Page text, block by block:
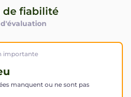
de fiabilité
d'évaluation
importante
manquent ou ne sont pas